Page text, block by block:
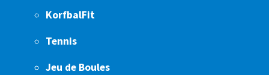
KorfbalFit
Tennis
Jeu de Boules